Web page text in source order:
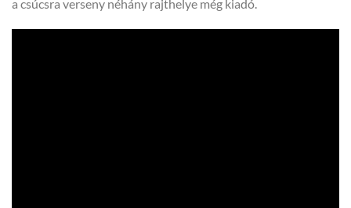
a csúcsra verseny néhány rajthelye még kiadó.